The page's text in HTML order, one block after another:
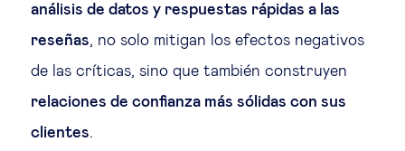
análisis de datos y respuestas rápidas a las
reseñas, no solo mitigan los efectos negativos
de las críticas, sino que también construyen
relaciones de confianza más sólidas con sus
clientes.